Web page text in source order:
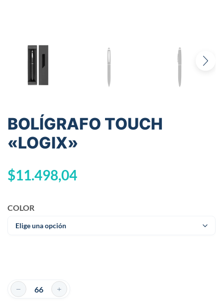
BOLÍGRAFO TOUCH
«LOGIX»
$11.498,04
COLOR